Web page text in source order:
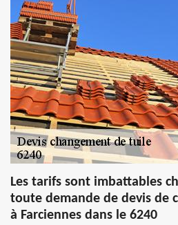
Les tarifs sont imbattables
toute demande de devis de
à Farciennes dans le 6240